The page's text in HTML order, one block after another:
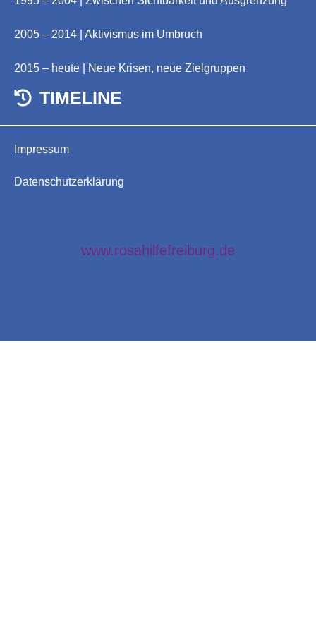
2005 – 2014 | Aktivismus im Umbruch
2015 – heute | Neue Krisen, neue Zielgruppen
TIMELINE
Impressum
Datenschutzerklärung
www.rosahilfefreiburg.de